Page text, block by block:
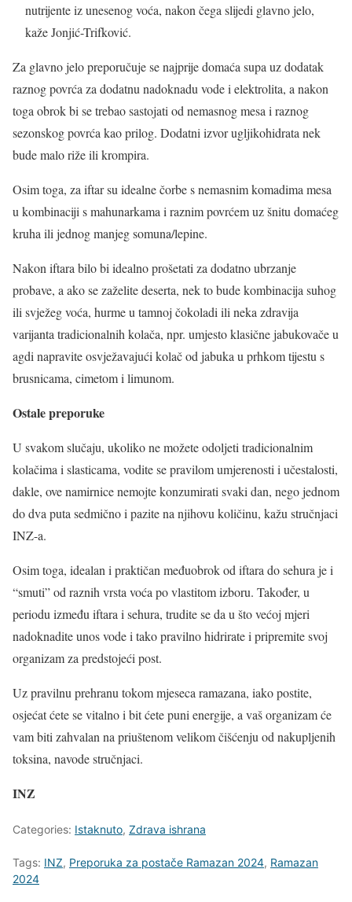
nutrijente iz unesenog voća, nakon čega slijedi glavno jelo,
kaže Jonjić-Trifković.
Za glavno jelo preporučuje se najprije domaća supa uz dodatak
raznog povrća za dodatnu nadoknadu vode i elektrolita, a nakon
toga obrok bi se trebao sastojati od nemasnog mesa i raznog
sezonskog povrća kao prilog. Dodatni izvor ugljikohidrata nek
bude malo riže ili krompira.
Osim toga, za iftar su idealne čorbe s nemasnim komadima mesa
u kombinaciji s mahunarkama i raznim povrćem uz šnitu domaćeg
kruha ili jednog manjeg somuna/lepine.
Nakon iftara bilo bi idealno prošetati za dodatno ubrzanje
probave, a ako se zaželite deserta, nek to bude kombinacija suhog
ili svježeg voća, hurme u tamnoj čokoladi ili neka zdravija
varijanta tradicionalnih kolača, npr. umjesto klasične jabukovače u
agdi napravite osvježavajući kolač od jabuka u prhkom tijestu s
brusnicama, cimetom i limunom.
Ostale preporuke
U svakom slučaju, ukoliko ne možete odoljeti tradicionalnim
kolačima i slasticama, vodite se pravilom umjerenosti i učestalosti,
dakle, ove namirnice nemojte konzumirati svaki dan, nego jednom
do dva puta sedmično i pazite na njihovu količinu, kažu stručnjaci
INZ-a.
Osim toga, idealan i praktičan međuobrok od iftara do sehura je i
“smuti” od raznih vrsta voća po vlastitom izboru. Također, u
periodu između iftara i sehura, trudite se da u što većoj mjeri
nadoknadite unos vode i tako pravilno hidrirate i pripremite svoj
organizam za predstojeći post.
Uz pravilnu prehranu tokom mjeseca ramazana, iako postite,
osjećat ćete se vitalno i bit ćete puni energije, a vaš organizam će
vam biti zahvalan na priuštenom velikom čišćenju od nakupljenih
toksina, navode stručnjaci.
INZ
Categories: Istaknuto, Zdrava ishrana
Tags: INZ, Preporuka za postače Ramazan 2024, Ramazan
2024